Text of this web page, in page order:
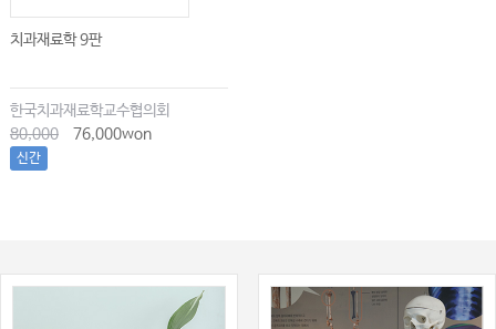
치과재료학 9판
한국치과재료학교수협의회
80,000
76,000won
신간